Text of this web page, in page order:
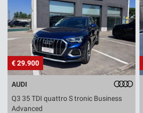
OFFICINA
NOLEGGIO A BREVE E LUNGO
TERMINE
€ 29.900
AUDI
Q3 35 TDI quattro S tronic Business
Advanced